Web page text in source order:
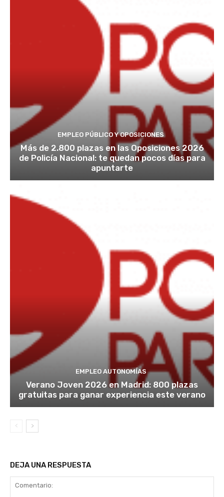
EMPLEO PÚBLICO Y OPOSICIONES
Más de 2.800 plazas en las Oposiciones 2026
de Policía Nacional: te quedan pocos días para
apuntarte
EMPLEO AUTONOMÍAS
Verano Joven 2026 en Madrid: 800 plazas
gratuitas para ganar experiencia este verano
DEJA UNA RESPUESTA